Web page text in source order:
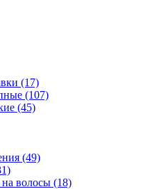
(17)
(107)
(45)
(49)
волосы (18)